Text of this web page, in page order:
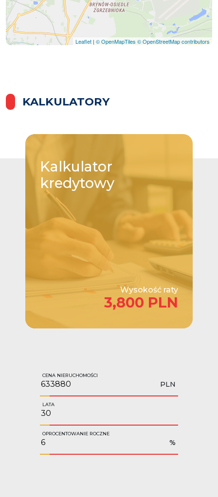
Leaflet | © OpenMapTiles © OpenStreetMap contributors
KALKULATORY
Kalkulator
kredytowy
Wysokość raty
3,800 PLN
CENA NIERUCHOMOŚCI
PLN
LATA
OPROCENTOWANIE ROCZNE
%